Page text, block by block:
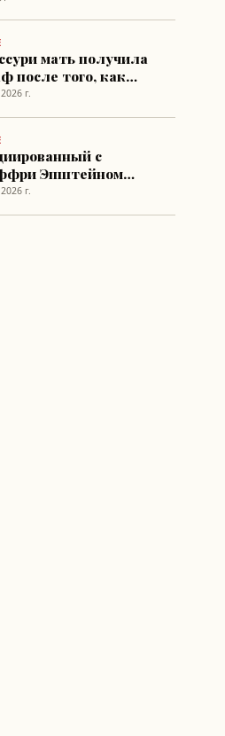
мать получила
после того, как
спасли черепаху на
г.
с
Эпштейном
моделей найден
г.